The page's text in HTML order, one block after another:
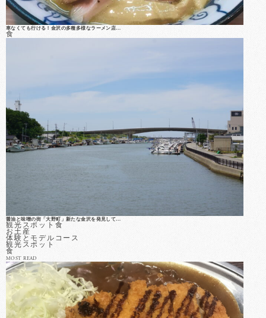
車なくても行ける！金沢の多種多様なラーメン店…
食
醤油と味噌の街「大野町」新たな金沢を発見して…
観光スポット 食
お土産
体験とモデルコース
観光スポット
食
MOST READ